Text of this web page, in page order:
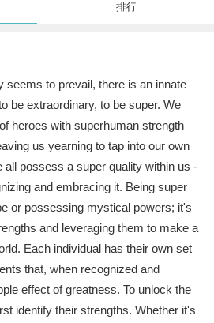
排行
seems to prevail, there is an innate
be extraordinary, to be super. We
heroes with superhuman strength
us yearning to tap into our own
all possess a super quality within us -
and embracing it. Being super
or possessing mystical powers; it's
and leveraging them to make a
Each individual has their own set
that, when recognized and
effect of greatness. To unlock the
identify their strengths. Whether it's